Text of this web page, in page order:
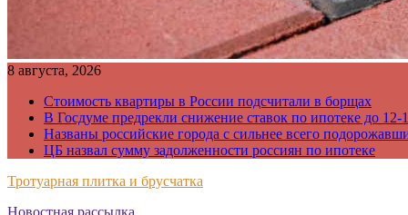
8 августа, 2026
Стоимость квартиры в России подсчитали в борщах
В Госдуме предрекли снижение ставок по ипотеке до 12-
Названы российские города с сильнее всего
ЦБ назвал сумму задолженности россиян по ипотеке
Тротуарная плитка и брусчатка
Новостная рассылка